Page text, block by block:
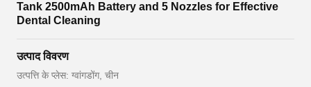
Tank 2500mAh Battery and 5 Nozzles for Effective
Dental Cleaning
उत्पाद विवरण
उत्पत्ति के प्लेस: ग्वांगडोंग, चीन